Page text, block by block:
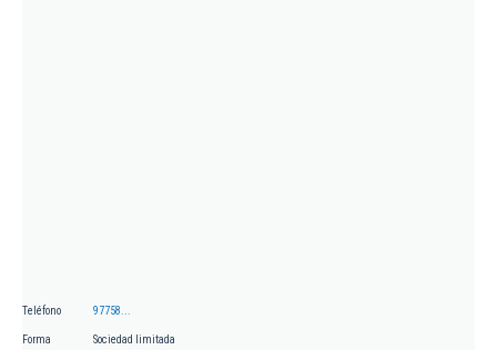
Teléfono 97758...
Forma
Sociedad limitada